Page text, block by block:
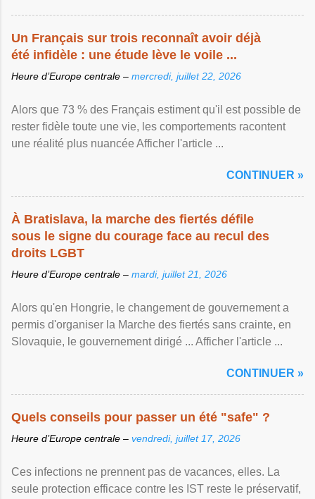
Un Français sur trois reconnaît avoir déjà
été infidèle : une étude lève le voile ...
Heure d’Europe centrale – mercredi, juillet 22, 2026
Alors que 73 % des Français estiment qu'il est possible de
rester fidèle toute une vie, les comportements racontent
une réalité plus nuancée Afficher l'article ...
CONTINUER »
À Bratislava, la marche des fiertés défile
sous le signe du courage face au recul des
droits LGBT
Heure d’Europe centrale – mardi, juillet 21, 2026
Alors qu'en Hongrie, le changement de gouvernement a
permis d'organiser la Marche des fiertés sans crainte, en
Slovaquie, le gouvernement dirigé ... Afficher l'article ...
CONTINUER »
Quels conseils pour passer un été "safe" ?
Heure d’Europe centrale – vendredi, juillet 17, 2026
Ces infections ne prennent pas de vacances, elles. La
seule protection efficace contre les IST reste le préservatif,